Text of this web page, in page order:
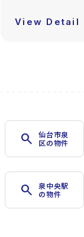
View Detail
search
仙台市泉
区の物件
search
泉中央駅
の物件